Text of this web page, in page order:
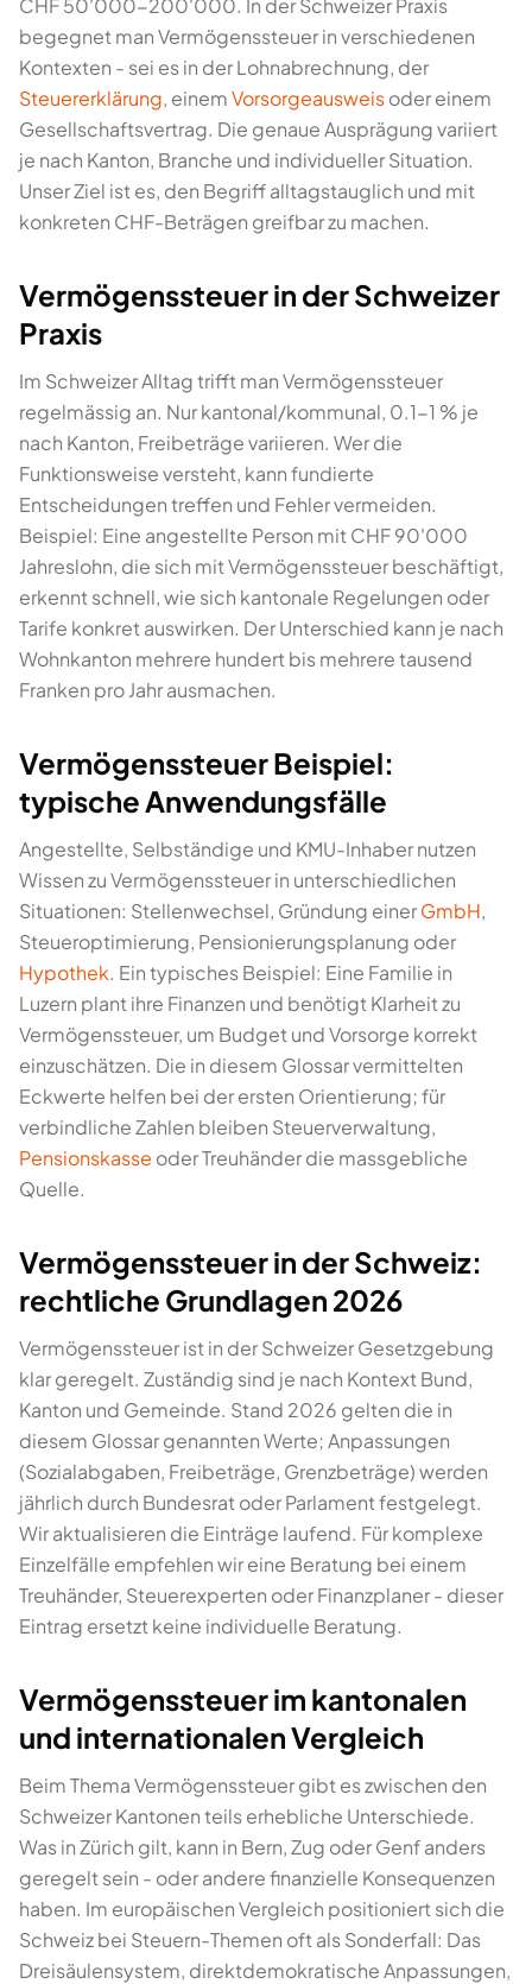
CHF 50'000-200'000. In der Schweizer Praxis
begegnet man Vermögenssteuer in verschiedenen
Kontexten - sei es in der Lohnabrechnung, der
Steuererklärung, einemVorsorgeausweisoder einem
Gesellschaftsvertrag. Die genaue Ausprägung variiert
je nach Kanton, Branche und individueller Situation.
Unser Ziel ist es, den Begriff alltagstauglich und mit
konkreten CHF-Beträgen greifbar zu machen.
Vermögenssteuer in der Schweizer
Praxis
Im Schweizer Alltag trifft man Vermögenssteuer
regelmässig an. Nur kantonal/kommunal, 0.1-1 % je
nach Kanton, Freibeträge variieren. Wer die
Funktionsweise versteht, kann fundierte
Entscheidungen treffen und Fehler vermeiden.
Beispiel: Eine angestellte Person mit CHF 90'000
Jahreslohn, die sich mit Vermögenssteuer beschäftigt,
erkennt schnell, wie sich kantonale Regelungen oder
Tarife konkret auswirken. Der Unterschied kann je nach
Wohnkanton mehrere hundert bis mehrere tausend
Franken pro Jahr ausmachen.
Vermögenssteuer Beispiel:
typische Anwendungsfälle
Angestellte, Selbständige und KMU-Inhaber nutzen
Wissen zu Vermögenssteuer in unterschiedlichen
Situationen: Stellenwechsel, Gründung einerGmbH,
Steueroptimierung, Pensionierungsplanung oder
Hypothek. Ein typisches Beispiel: Eine Familie in
Luzern plant ihre Finanzen und benötigt Klarheit zu
Vermögenssteuer, um Budget und Vorsorge korrekt
einzuschätzen. Die in diesem Glossar vermittelten
Eckwerte helfen bei der ersten Orientierung; für
verbindliche Zahlen bleiben Steuerverwaltung,
Pensionskasse oder Treuhänder die massgebliche
Quelle.
Vermögenssteuer in der Schweiz:
rechtliche Grundlagen 2026
Vermögenssteuer ist in der Schweizer Gesetzgebung
klar geregelt. Zuständig sind je nach Kontext Bund,
Kanton und Gemeinde. Stand 2026 gelten die in
diesem Glossar genannten Werte; Anpassungen
(Sozialabgaben, Freibeträge, Grenzbeträge) werden
jährlich durch Bundesrat oder Parlament festgelegt.
Wir aktualisieren die Einträge laufend. Für komplexe
Einzelfälle empfehlen wir eine Beratung bei einem
Treuhänder, Steuerexperten oder Finanzplaner - dieser
Eintrag ersetzt keine individuelle Beratung.
Vermögenssteuer im kantonalen
und internationalen Vergleich
Beim Thema Vermögenssteuer gibt es zwischen den
Schweizer Kantonen teils erhebliche Unterschiede.
Was in Zürich gilt, kann in Bern, Zug oder Genf anders
geregelt sein - oder andere finanzielle Konsequenzen
haben. Im europäischen Vergleich positioniert sich die
Schweiz bei Steuern-Themen oft als Sonderfall: Das
Dreisäulensystem, direktdemokratische Anpassungen,